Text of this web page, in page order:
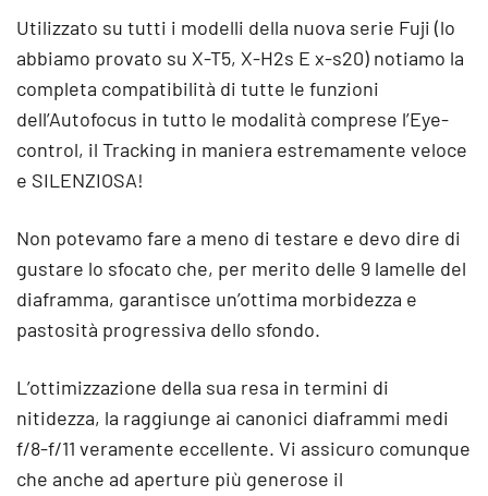
Utilizzato su tutti i modelli della nuova serie Fuji (lo
abbiamo provato su X-T5, X-H2s E x-s20) notiamo la
completa compatibilità di tutte le funzioni
dell’Autofocus in tutto le modalità comprese l’Eye-
control, il Tracking in maniera estremamente veloce
e SILENZIOSA!
Non potevamo fare a meno di testare e devo dire di
gustare lo sfocato che, per merito delle 9 lamelle del
diaframma, garantisce un’ottima morbidezza e
pastosità progressiva dello sfondo.
L’ottimizzazione della sua resa in termini di
nitidezza, la raggiunge ai canonici diaframmi medi
f/8-f/11 veramente eccellente. Vi assicuro comunque
che anche ad aperture più generose il